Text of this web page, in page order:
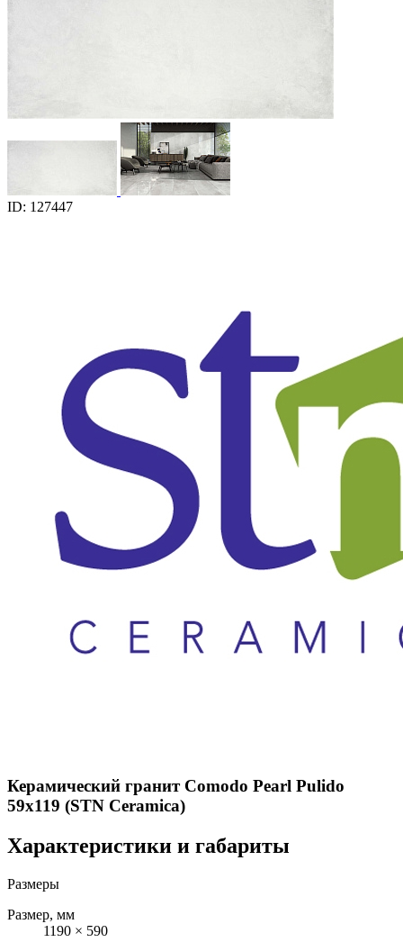
ID: 127447
Керамический гранит Comodo Pearl Pulido
59x119 (STN Ceramica)
Характеристики и габариты
Размеры
Размер, мм
1190 × 590